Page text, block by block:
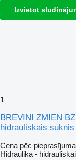
Izvietot
1
BREVINI ZMIEN
hidrauliskais
Cena pēc pieprasījuma
Hidraulika -